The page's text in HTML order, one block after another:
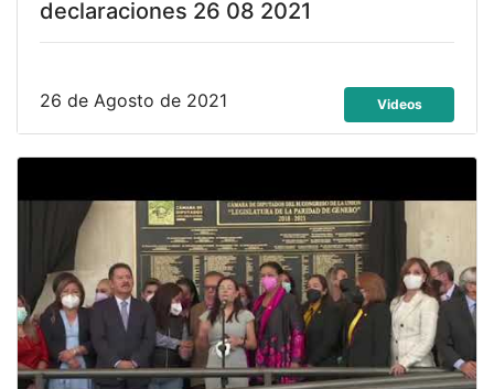
declaraciones 26 08 2021
26 de Agosto de 2021 Videos